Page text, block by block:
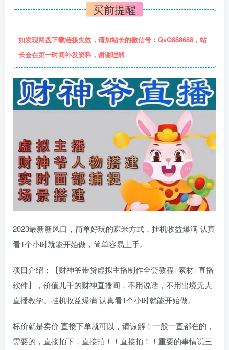
买前提醒
如发现网盘下载链接失效，请加站长的微信号：QvQ888688，站
长会在第一时间补发资料，谢谢理解
2023最新新风口，简单好玩的赚米方式，挂机收益爆满 认真
看1个小时就能开始做，简单容易上手。
项目介绍：【财神爷带货虚拟主播制作全套教程+素材+直播
软件】，价值几千的财神直播间，不用说话，不用出境无人
直播教学。挂机收益爆满 认真看1个小时就能开始做。
标价就是卖价 直接下单就可以，请谅解！一般一直都在的，
需要的，直接拍下，直接拍！！直接拍！！重要的事情说三